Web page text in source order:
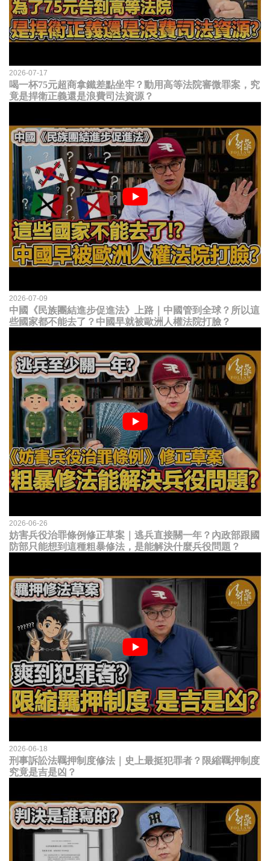
2026-07-17
喝一杯75元超商拿鐵差點坐牢？動用高等法院審微罪案，究
竟是捍衛正義還是浪費司法資源？
2026-07-09
中國《民族團結進步促進法》上路｜中國管到全球？所以這
些國家都不能去了？中國早就被歐洲人權法院打臉？
2026-06-26
妨害兵役治罪條例修正草案｜逃兵直接關一年？內政部跟國
防部只能想到這種粗暴修法，是能解決什麼兵役問題？
2026-06-18
刑事訴訟法羈押制度修法｜史上最挺犯罪者？限縮羈押制度
究竟是吉是凶？